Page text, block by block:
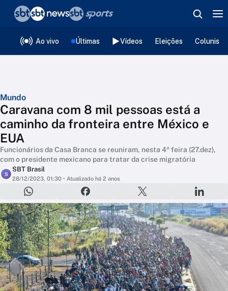
Ao vivo Últimas Vídeos Eleições
Mundo
Caravana com 8 mil pessoas está a
caminho da fronteira entre México e
EUA
Funcionários da Casa Branca se reuniram, nesta 4ª feira (27.dez),
com o presidente mexicano para tratar da crise migratória
S
SBT Brasil
28/12/2023, 01:30 • Atualizado há 2 anos
❮voltar
Editorias